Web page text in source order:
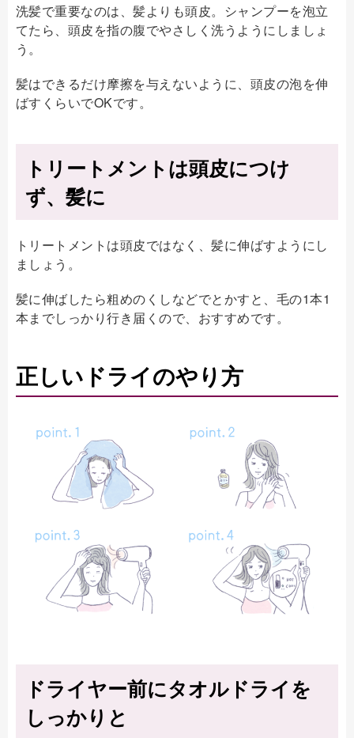
洗髪で重要なのは、髪よりも頭皮。シャンプーを泡立
てたら、頭皮を指の腹でやさしく洗うようにしましょ
う。
髪はできるだけ摩擦を与えないように、頭皮の泡を伸
ばすくらいでOKです。
トリートメントは頭皮につけ
ず、髪に
トリートメントは頭皮ではなく、髪に伸ばすようにし
ましょう。
髪に伸ばしたら粗めのくしなどでとかすと、毛の1本1
本までしっかり行き届くので、おすすめです。
正しいドライのやり方
ドライヤー前にタオルドライを
しっかりと